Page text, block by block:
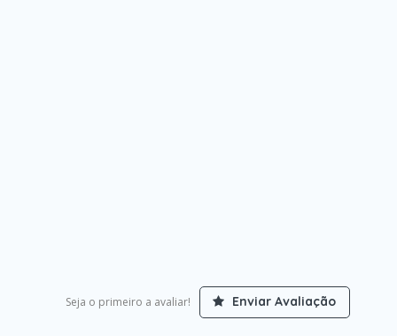
Seja o primeiro a avaliar! Enviar Avaliação